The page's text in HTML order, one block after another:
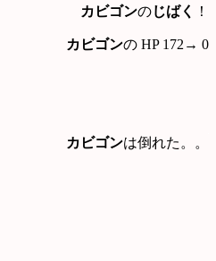
カビゴンのじばく ！
カビゴンの HP 172→ 0
カビゴンは倒れた。。